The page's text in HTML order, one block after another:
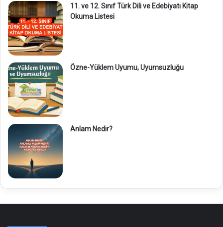
11. ve 12. Sınıf Türk Dili ve Edebiyatı Kitap
Okuma Listesi
Özne-Yüklem Uyumu, Uyumsuzluğu
Anlam Nedir?